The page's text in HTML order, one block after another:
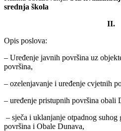
srednja škola
II.
Opis poslova:
– Uređenje javnih površina uz
površina,
– ozelenjavanje i uređenje cvjetnih
– uređenje pristupnih površina obali
– sječa i uklanjanje otpadnog suhog
površina i Obale Dunava,